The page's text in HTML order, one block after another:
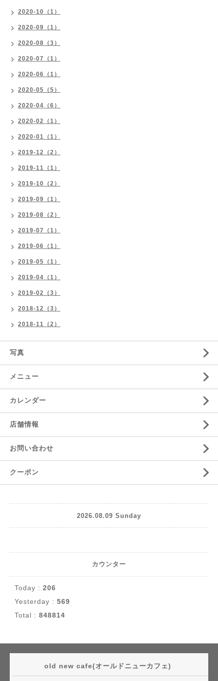
2020-10（1）
2020-09（1）
2020-08（3）
2020-07（1）
2020-06（1）
2020-05（5）
2020-04（6）
2020-02（1）
2020-01（1）
2019-12（2）
2019-11（1）
2019-10（2）
2019-09（1）
2019-08（2）
2019-07（1）
2019-06（1）
2019-05（1）
2019-04（1）
2019-02（3）
2018-12（3）
2018-11（2）
写真
メニュー
カレンダー
店舗情報
お問い合わせ
クーポン
2026.08.09 Sunday
カウンター
Today : 206
Yesterday : 569
Total : 848814
old new cafe(オールドニューカフェ)